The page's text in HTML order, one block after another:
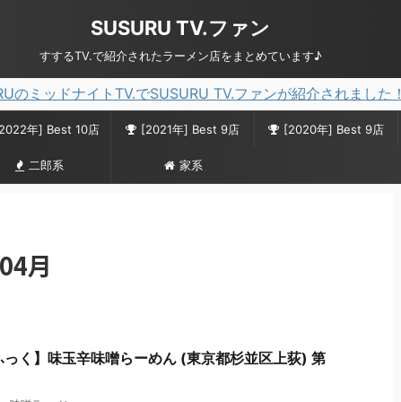
SUSURU TV.ファン
すするTV.で紹介されたラーメン店をまとめています♪
のミッドナイトTV.でSUSURU TV.ファンが紹介されました！
年] Best 10店 [2021年] Best 9店 [2020年] Best 9店
二郎系 家系
月
っく】味玉辛味噌らーめん (東京都杉並区上荻) 第